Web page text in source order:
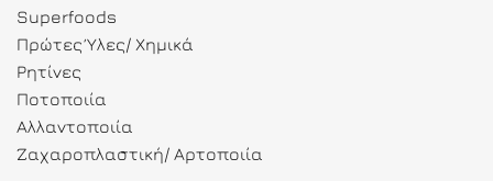
Superfoods
Πρώτες Ύλες/ Χημικά
Ρητίνες
Ποτοποιία
Αλλαντοποιία
Ζαχαροπλαστική/ Αρτοποιία